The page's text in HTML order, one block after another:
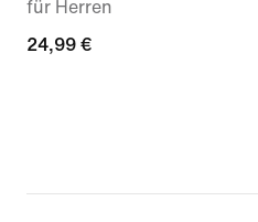
für Herren
24,99 €
24,99 €